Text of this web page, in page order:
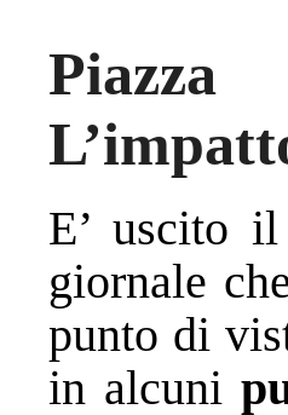
E’ uscito
giornale
punto di
in alcuni